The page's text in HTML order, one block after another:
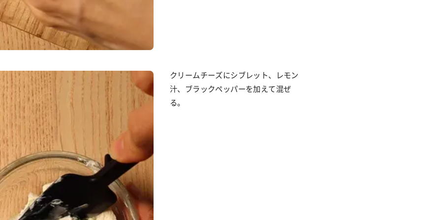
クリームチーズにシブレット、レモン
汁、ブラックペッパーを加えて混ぜ
る。